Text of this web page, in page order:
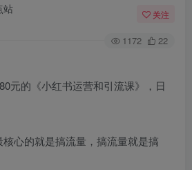
站 关注
1172 22
心的就是搞流量，搞流量就是搞